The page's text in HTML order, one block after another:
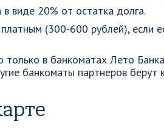
виде 20% от остатка долга.
(300-600 рублей), если
в банкоматах Лето
банкоматы партнеров берут